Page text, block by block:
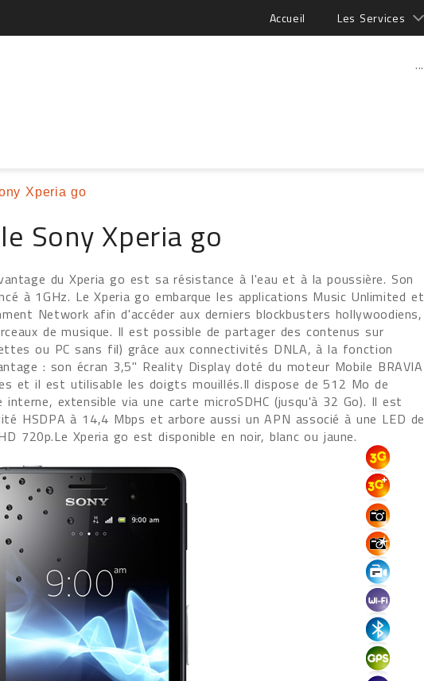
Accueil Les Services
...
Xperia go
Sony Xperia go
du Xperia go est sa résistance à l'eau et à la poussière. Son
à 1GHz. Le Xperia go embarque les applications Music Unlimited et
Network afin d'accéder aux derniers blockbusters hollywoodiens,
de musique. Il est possible de partager des contenus sur
ou PC sans fil) grâce aux connectivités DNLA, à la fonction
: son écran 3,5" Reality Display doté du moteur Mobile BRAVIA
et il est utilisable les doigts mouillés.Il dispose de 512 Mo de
extensible via une carte microSDHC (jusqu'à 32 Go). Il est
HSDPA à 14,4 Mbps et arbore aussi un APN associé à une LED de
720p.Le Xperia go est disponible en noir, blanc ou jaune.